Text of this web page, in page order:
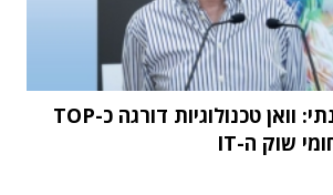
מחקר STKI השנתי: וואן טכנולוגיות דורגה כ-TOP